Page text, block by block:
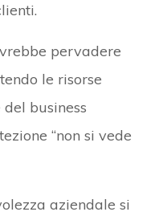
pervadere
le risorse
business
“non si vede
aziendale si